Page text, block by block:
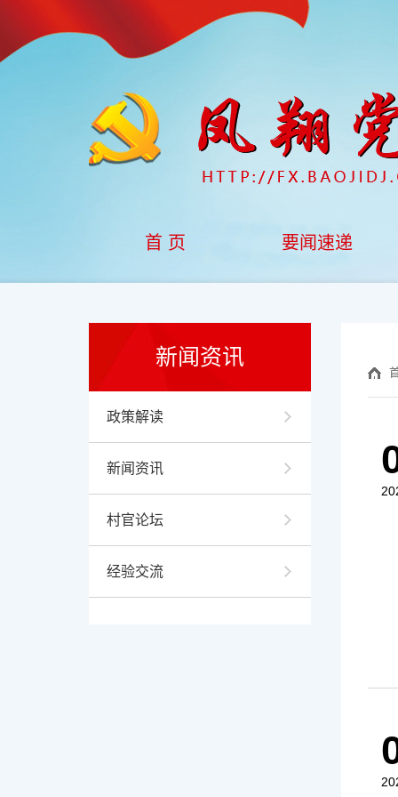
首 页 要闻速递
新闻资讯
政策解读
新闻资讯
村官论坛
经验交流